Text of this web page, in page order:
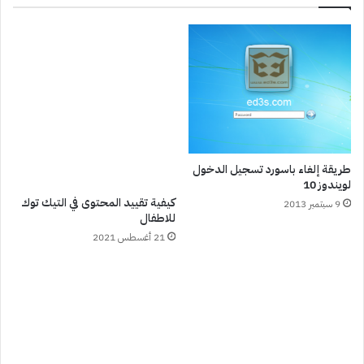
طريقة إلغاء باسورد تسجيل الدخول
لويندوز 10
9 سبتمبر 2013
كيفية تقييد المحتوى في التيك توك
للاطفال
21 أغسطس 2021